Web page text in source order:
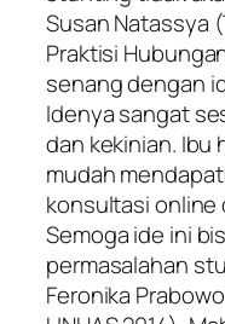
Susan Natassya
Praktisi
senang dengan
Idenya sangat
dan kekinian. Ibu
mudah
konsultasi
Semoga ide ini
permasalahan
Feronika